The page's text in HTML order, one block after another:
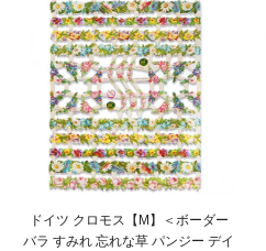
ドイツ クロモス【M】＜ボーダー
バラ すみれ 忘れな草 パンジー デイ